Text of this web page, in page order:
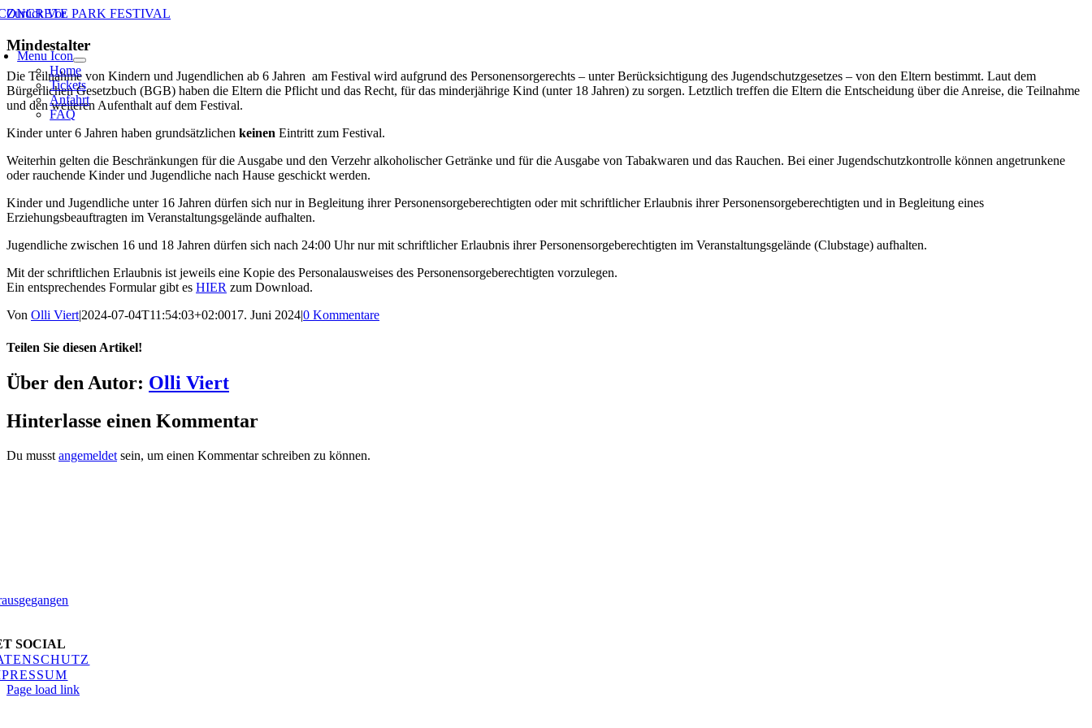
Zum
springen
Menu Icon
Home
Tickets
Anfahrt
FAQ
Zurück Vor
Mindestalter
Die Teilnahme von Kindern und Jugendlichen ab 6 Jahren am Festival wird aufgrund des Personensorgerechts – unter Berücksichtigung des Jugendschutzgesetzes – von den Eltern bestimmt. Laut dem
Bürgerlichen Gesetzbuch (BGB) haben die Eltern die Pflicht und das Recht, für das minderjährige Kind (unter 18 Jahren) zu sorgen. Letztlich treffen die Eltern die Entscheidung über die Anreise, die Teilnahme
und den weiteren Aufenthalt auf dem Festival.
Kinder unter 6 Jahren haben grundsätzlichen keinen Eintritt zum Festival.
Weiterhin gelten die Beschränkungen für die Ausgabe und den Verzehr alkoholischer Getränke und für die Ausgabe von Tabakwaren und das Rauchen. Bei einer Jugendschutzkontrolle können angetrunkene
oder rauchende Kinder und Jugendliche nach Hause geschickt werden.
Kinder und Jugendliche unter 16 Jahren dürfen sich nur in Begleitung ihrer Personensorgeberechtigten oder mit schriftlicher Erlaubnis ihrer Personensorgeberechtigten und in Begleitung eines
Erziehungsbeauftragten im Veranstaltungsgelände aufhalten.
Jugendliche zwischen 16 und 18 Jahren dürfen sich nach 24:00 Uhr nur mit schriftlicher Erlaubnis ihrer Personensorgeberechtigten im Veranstaltungsgelände (Clubstage) aufhalten.
Mit der schriftlichen Erlaubnis ist jeweils eine Kopie des Personalausweises des Personensorgeberechtigten vorzulegen.
Ein entsprechendes Formular gibt es HIER zum Download.
Von Olli Viert|2024-07-04T11:54:03+02:0017. Juni 2024|0 Kommentare
Teilen Sie diesen Artikel!
Facebook
Twitter
Reddit
LinkedIn
WhatsApp
Telegram
Tumblr
Pinterest
Vk
Xing
E-
Mail
Über den Autor: Olli Viert
Hinterlasse einen Kommentar
Du musst angemeldet sein, um einen Kommentar schreiben zu können.
SOCIAL
Page load link